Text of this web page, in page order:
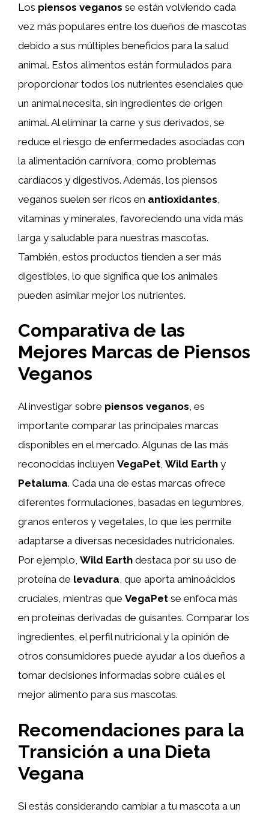
Los piensos veganos se están volviendo cada
vez más populares entre los dueños de mascotas
debido a sus múltiples beneficios para la salud
animal. Estos alimentos están formulados para
proporcionar todos los nutrientes esenciales que
un animal necesita, sin ingredientes de origen
animal. Al eliminar la carne y sus derivados, se
reduce el riesgo de enfermedades asociadas con
la alimentación carnívora, como problemas
cardíacos y digestivos. Además, los piensos
veganos suelen ser ricos en antioxidantes
vitaminas y minerales, favoreciendo una vida más
larga y saludable para nuestras mascotas.
También, estos productos tienden a ser más
digestibles, lo que significa que los animales
pueden asimilar mejor los nutrientes.
Comparativa de las
Mejores Marcas de Piensos
Veganos
Al investigar sobre piensos veganos, es
importante comparar las principales marcas
disponibles en el mercado. Algunas de las más
reconocidas incluyen VegaPet, Wild Earth y
Petaluma. Cada una de estas marcas ofrece
diferentes formulaciones, basadas en legumbres,
granos enteros y vegetales, lo que les permite
adaptarse a diversas necesidades nutricionales.
Por ejemplo, Wild Earth destaca por su uso de
proteína de levadura, que aporta aminoácidos
cruciales, mientras que VegaPet se enfoca más
en proteínas derivadas de guisantes. Comparar los
ingredientes, el perfil nutricional y la opinión de
otros consumidores puede ayudar a los dueños a
tomar decisiones informadas sobre cuál es el
mejor alimento para sus mascotas.
Recomendaciones para la
Transición a una Dieta
Vegana
Si estás considerando cambiar a tu mascota a un